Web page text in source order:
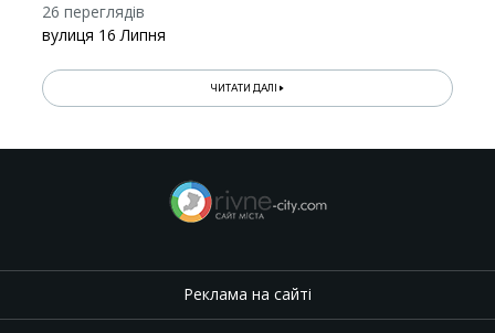
26 переглядів
вулиця 16 Липня
ЧИТАТИ ДАЛІ
Реклама на сайті